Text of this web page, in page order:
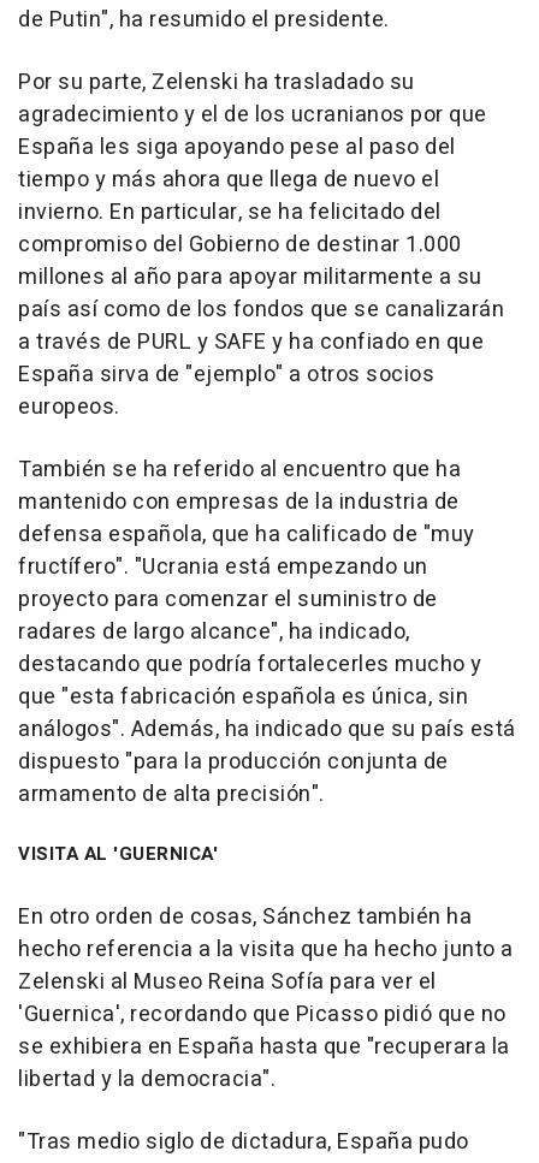
de Putin", ha resumido el presidente.
Por su parte, Zelenski ha trasladado su
agradecimiento y el de los ucranianos por que
España les siga apoyando pese al paso del
tiempo y más ahora que llega de nuevo el
invierno. En particular, se ha felicitado del
compromiso del Gobierno de destinar 1.000
millones al año para apoyar militarmente a su
país así como de los fondos que se canalizarán
a través de PURL y SAFE y ha confiado en que
España sirva de "ejemplo" a otros socios
europeos.
También se ha referido al encuentro que ha
mantenido con empresas de la industria de
defensa española, que ha calificado de "muy
fructífero". "Ucrania está empezando un
proyecto para comenzar el suministro de
radares de largo alcance", ha indicado,
destacando que podría fortalecerles mucho y
que "esta fabricación española es única, sin
análogos". Además, ha indicado que su país está
dispuesto "para la producción conjunta de
armamento de alta precisión".
VISITA AL 'GUERNICA'
En otro orden de cosas, Sánchez también ha
hecho referencia a la visita que ha hecho junto a
Zelenski al Museo Reina Sofía para ver el
'Guernica', recordando que Picasso pidió que no
se exhibiera en España hasta que "recuperara la
libertad y la democracia".
"Tras medio siglo de dictadura, España pudo